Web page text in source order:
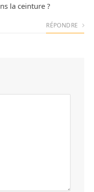
la ceinture ?
RÉPONDRE